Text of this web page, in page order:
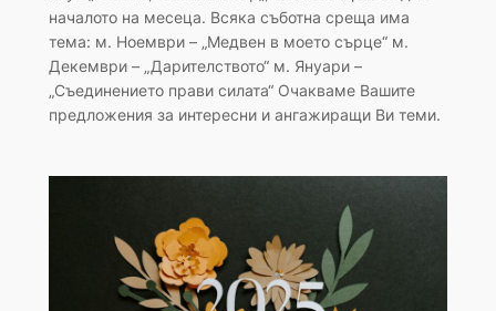
началото на месеца. Всяка съботна среща има
тема: м. Ноември – „Медвен в моето сърце“ м.
Декември – „Дарителството“ м. Януари –
„Съединението прави силата“ Очакваме Вашите
предложения за интересни и ангажиращи Ви теми.